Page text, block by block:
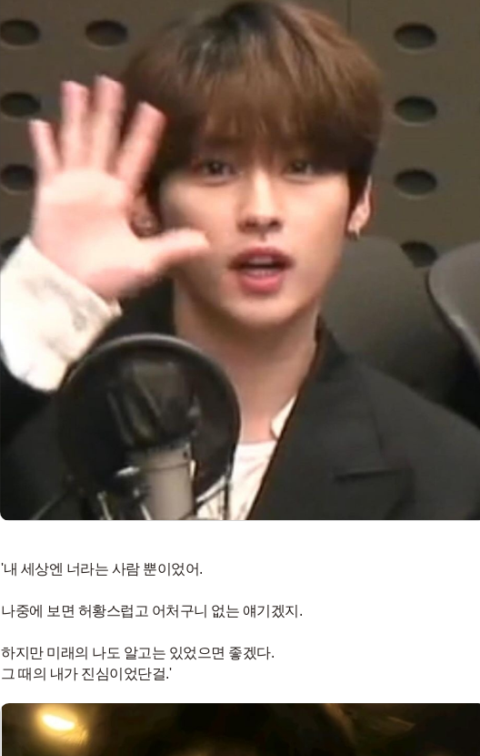
'내 세상엔 너라는 사람 뿐이었어.
나중에 보면 허황스럽고 어처구니 없는 얘기겠지.
하지만 미래의 나도 알고는 있었으면 좋겠다.
그 때의 내가 진심이었단걸.'